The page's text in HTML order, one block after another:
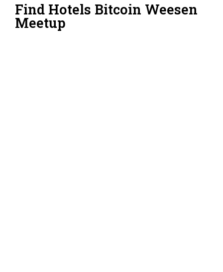
Find Hotels Bitcoin Weesen
Meetup